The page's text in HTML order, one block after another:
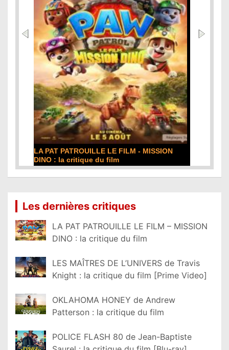
DE LA COMÉDIE-FRANÇAISE : la critique du
film
Les dernières critiques
LA PAT PATROUILLE LE FILM – MISSION
DINO : la critique du film
LES MAÎTRES DE L’UNIVERS de Travis
Knight : la critique du film [Prime Video]
OKLAHOMA HONEY de Andrew
Patterson : la critique du film
POLICE FLASH 80 de Jean-Baptiste